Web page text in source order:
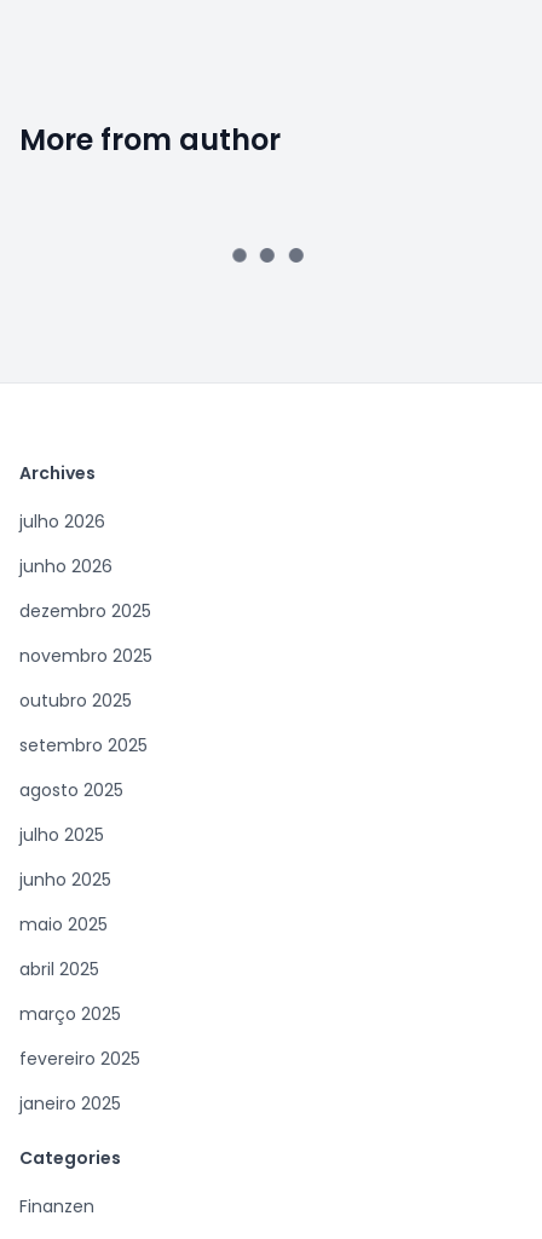
More from author
Archives
julho 2026
junho 2026
dezembro 2025
novembro 2025
outubro 2025
setembro 2025
agosto 2025
julho 2025
junho 2025
maio 2025
abril 2025
março 2025
fevereiro 2025
janeiro 2025
Categories
Finanzen